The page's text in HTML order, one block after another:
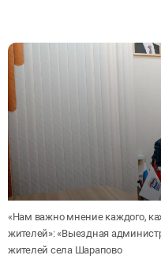
«Нам важно мнение каждого,
жителей»: «Выездная
жителей села Шарапово